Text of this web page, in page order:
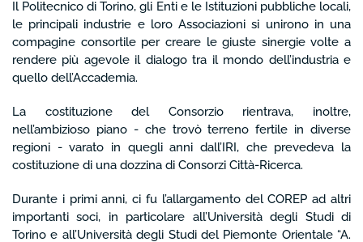
Il Politecnico di Torino, gli Enti e le Istituzioni pubbliche locali,
le principali industrie e loro Associazioni si unirono in una
compagine consortile per creare le giuste sinergie volte a
rendere più agevole il dialogo tra il mondo dell’industria e
quello dell’Accademia.
La costituzione del Consorzio rientrava, inoltre,
nell’ambizioso piano - che trovò terreno fertile in diverse
regioni - varato in quegli anni dall’IRI, che prevedeva la
costituzione di una dozzina di Consorzi Città-Ricerca.
Durante i primi anni, ci fu l’allargamento del COREP ad altri
importanti soci, in particolare all’Università degli Studi di
Torino e all’Università degli Studi del Piemonte Orientale “A.